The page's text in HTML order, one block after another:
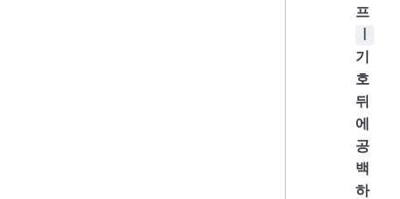
프
기
호
뒤
에
공
백
하